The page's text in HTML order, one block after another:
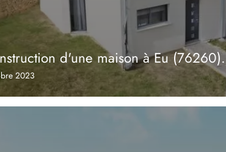
d'une maison à Eu (76260).
2023